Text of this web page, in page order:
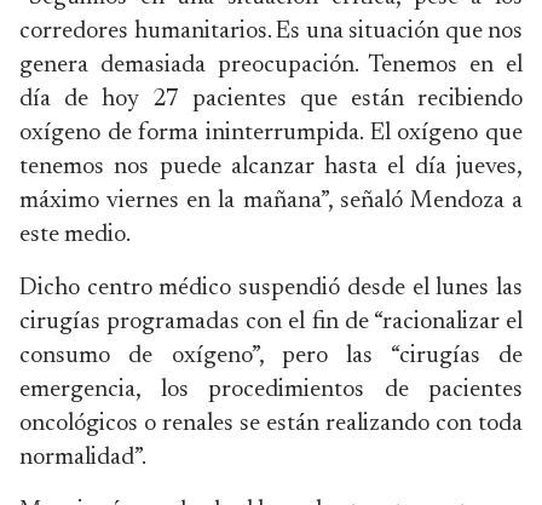
corredores humanitarios. Es una situación que nos
genera demasiada preocupación. Tenemos en el
día de hoy 27 pacientes que están recibiendo
oxígeno de forma ininterrumpida. El oxígeno que
tenemos nos puede alcanzar hasta el día jueves,
máximo viernes en la mañana”, señaló Mendoza a
este medio.
Dicho centro médico suspendió desde el lunes las
cirugías programadas con el fin de “racionalizar el
consumo de oxígeno”, pero las “cirugías de
emergencia, los procedimientos de pacientes
oncológicos o renales se están realizando con toda
normalidad”.